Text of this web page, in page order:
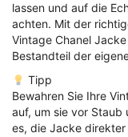
lassen und auf die
achten. Mit der
Vintage Chanel
Bestandteil der
Tipp
Bewahren Sie Ihre
auf, um sie vor Staub
es, die Jacke